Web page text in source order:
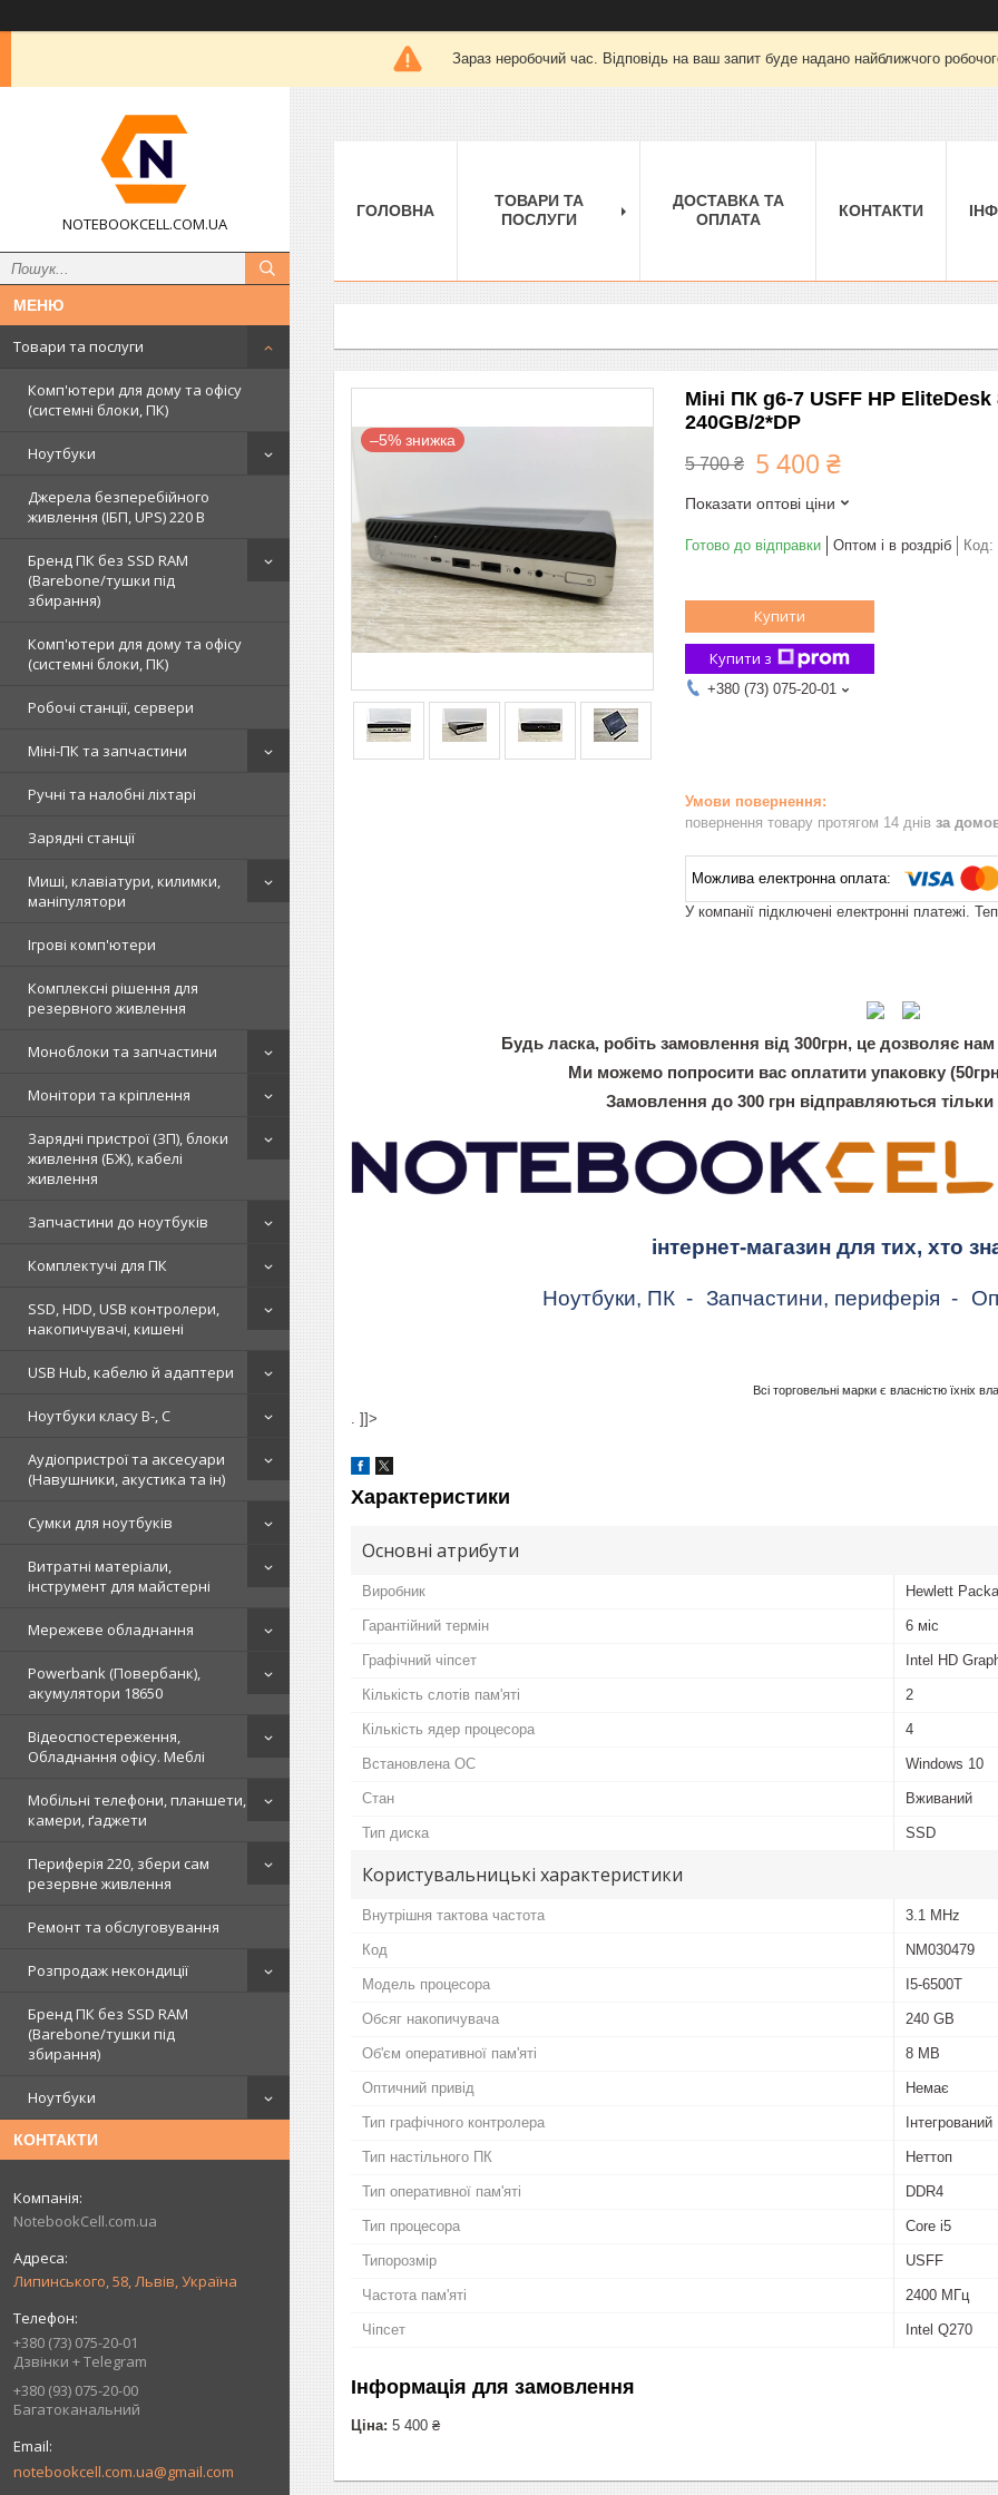
Зараз неробочий час. Відповідь на ваш запит буде надано найближчого
NOTEBOOKCELL.COM.UA
Товари та послуги
Комп'ютери для дому та офісу
(системні блоки, ПК)
Ноутбуки
Джерела безперебійного
живлення (ІБП, UPS) 220 В
Бренд ПК без SSD RAM
(Barebone/тушки під
збирання)
Комп'ютери для дому та офісу
(системні блоки, ПК)
Робочі станції, сервери
Міні-ПК та запчастини
Ручні та налобні ліхтарі
Зарядні станції
Миші, клавіатури, килимки,
маніпулятори
Ігрові комп'ютери
Комплексні рішення для
резервного живлення
Моноблоки та запчастини
Монітори та кріплення
Зарядні пристрої (ЗП), блоки
живлення (БЖ), кабелі
живлення
Запчастини до ноутбуків
Комплектучі для ПК
SSD, HDD, USB контролери,
накопичувачі, кишені
USB Hub, кабелю й адаптери
Ноутбуки класу B-, C
Аудіопристрої та аксесуари
(Навушники, акустика та ін)
Сумки для ноутбуків
Витратні матеріали,
інструмент для майстерні
Мережеве обладнання
Powerbank (Повербанк),
акумулятори 18650
Відеоспостереження,
Обладнання офісу. Меблі
Мобільні телефони, планшети,
камери, ґаджети
Периферія 220, збери сам
резервне живлення
Ремонт та обслуговування
Розпродаж некондиції
Бренд ПК без SSD RAM
(Barebone/тушки під
збирання)
Ноутбуки
КОНТАКТИ
NotebookCell.com.ua
Липинського, 58, Львів, Україна
+380 (73) 075-20-01
Дзвінки + Telegram
+380 (93) 075-20-00
Багатоканальний
notebookcell.com.ua@gmail.com
ГОЛОВНА
ТОВАРИ ТА
ПОСЛУГИ
ДОСТАВКА ТА
ОПЛАТА
КОНТАКТИ
–5%
Міні ПК g6-7 USFF HP
240GB/2*DP
5 700 ₴ 5 400 ₴
Показати оптові ціни
Готово до відправки Оптом і в роздріб Код:
Купити
Купити з
+380 (73) 075-20-01
повернення товару протягом 14 днів за
У компанії підключені електронні платежі.
Будь ласка, робіть замовлення від 300грн, це дозволяє нам
Ми можемо попросити вас оплатити упаковку
Замовлення до 300 грн відправляються
інтернет-магазин для тих, хто
Ноутбуки, ПК - Запчастини, периферія -
Всі торговельні марки є власністю їхніх
. ]]>
Характеристики
Основні атрибути
Виробник Hewlett
Гарантійний термін 6 міс
Графічний чіпсет Intel HD
Кількість слотів пам'яті 2
Кількість ядер процесора 4
Встановлена ОС Windows 10
Стан Вживаний
Тип диска SSD
Користувальницькі характеристики
Внутрішня тактова частота 3.1 MHz
Код NM030479
Модель процесора I5-6500T
Обсяг накопичувача 240 GB
Об'єм оперативної пам'яті 8 MB
Оптичний привід Немає
Тип графічного контролера Інтегрований
Тип настільного ПК Неттоп
Тип оперативної пам'яті DDR4
Тип процесора Core i5
Типорозмір USFF
Частота пам'яті 2400 МГц
Чіпсет Intel Q270
Інформація для замовлення
Ціна: 5 400 ₴